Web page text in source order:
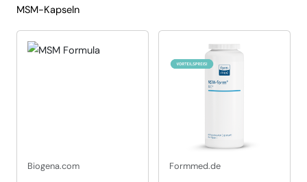
MSM-Kapseln
Biogena.com Formmed.de